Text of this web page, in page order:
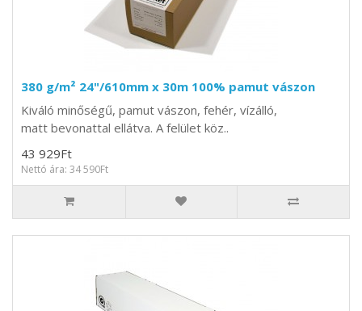
380 g/m² 24"/610mm x 30m 100% pamut vászon
Kiváló minőségű, pamut vászon, fehér, vízálló,
matt bevonattal ellátva. A felület köz..
43 929Ft
Nettó ára: 34 590Ft